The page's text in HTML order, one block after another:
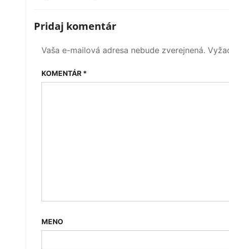
Pridaj komentár
Vaša e-mailová adresa nebude zverejnená.
KOMENTÁR *
MENO